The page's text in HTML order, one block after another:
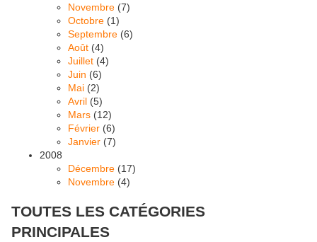
Novembre (7)
Octobre (1)
Septembre (6)
Août (4)
Juillet (4)
Juin (6)
Mai (2)
Avril (5)
Mars (12)
Février (6)
Janvier (7)
2008
Décembre (17)
Novembre (4)
TOUTES LES CATÉGORIES
PRINCIPALES